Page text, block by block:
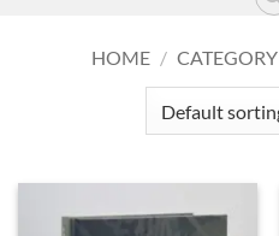
HOME / CATEGORY